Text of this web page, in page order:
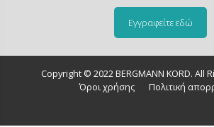
Εγγραφείτε εδώ
Copyright © 2022 BERGMANN KORD. All
Όροι χρήσης
Πολιτική